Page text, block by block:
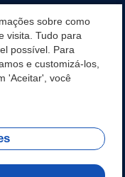
SEINFRA
sobre como
visita. Tudo para
possível. Para
e customizá-los,
'Aceitar', você